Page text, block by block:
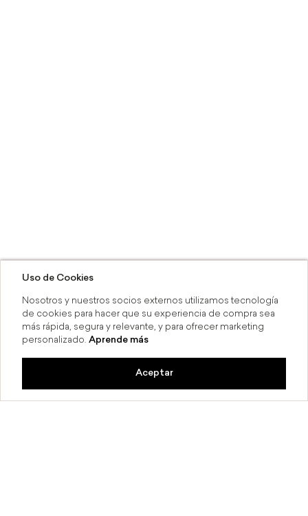
Uso de Cookies
Nosotros y nuestros socios externos utilizamos tecnología
de cookies para hacer que su experiencia de compra sea
más rápida, segura y relevante, y para ofrecer marketing
personalizado. Aprende más
Aceptar
6 MSI Compra en línea y recoge en